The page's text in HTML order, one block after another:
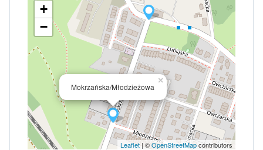
Mokrzańska/Młodzieżowa
×
+
−
Leaflet | ©OpenStreetMapcontributors